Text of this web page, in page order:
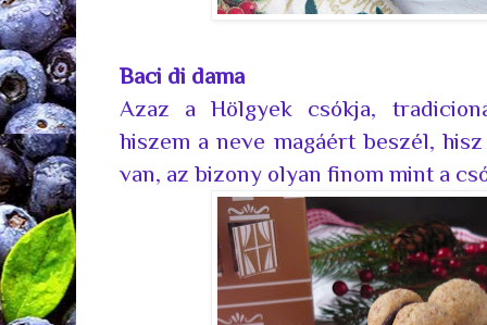
Baci di dama
Azaz a Hölgyek csókja,
hiszem a neve magáért beszél,
van, az bizony olyan finom mint a